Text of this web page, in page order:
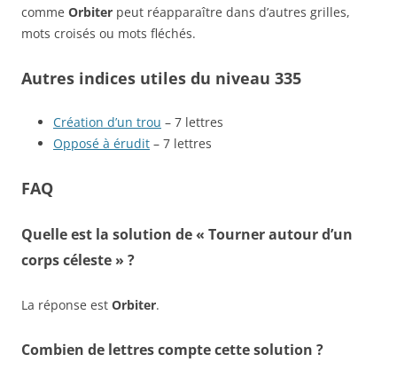
comme Orbiter peut réapparaître dans d’autres grilles,
mots croisés ou mots fléchés.
Autres indices utiles du niveau 335
Création d’un trou – 7 lettres
Opposé à érudit – 7 lettres
FAQ
Quelle est la solution de « Tourner autour d’un
corps céleste » ?
La réponse est Orbiter.
Combien de lettres compte cette solution ?